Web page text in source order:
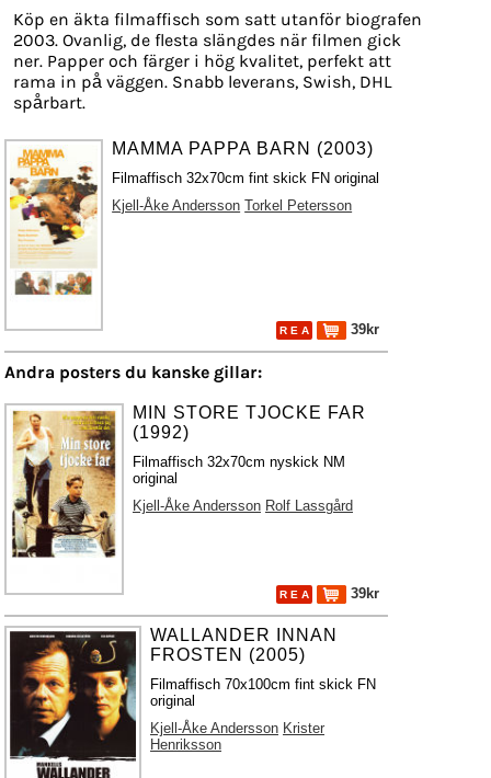
Köp en äkta filmaffisch som satt utanför biografen
2003. Ovanlig, de flesta slängdes när filmen gick
ner. Papper och färger i hög kvalitet, perfekt att
rama in på väggen. Snabb leverans, Swish, DHL
spårbart.
MAMMA PAPPA BARN (2003)
Filmaffisch 32x70cm fint skick FN original
Kjell-Åke Andersson Torkel Petersson
R E A 39kr
Andra posters du kanske gillar:
MIN STORE TJOCKE FAR
(1992)
Filmaffisch 32x70cm nyskick NM
original
Kjell-Åke Andersson Rolf Lassgård
R E A 39kr
WALLANDER INNAN
FROSTEN (2005)
Filmaffisch 70x100cm fint skick FN
original
Kjell-Åke Andersson Krister
Henriksson